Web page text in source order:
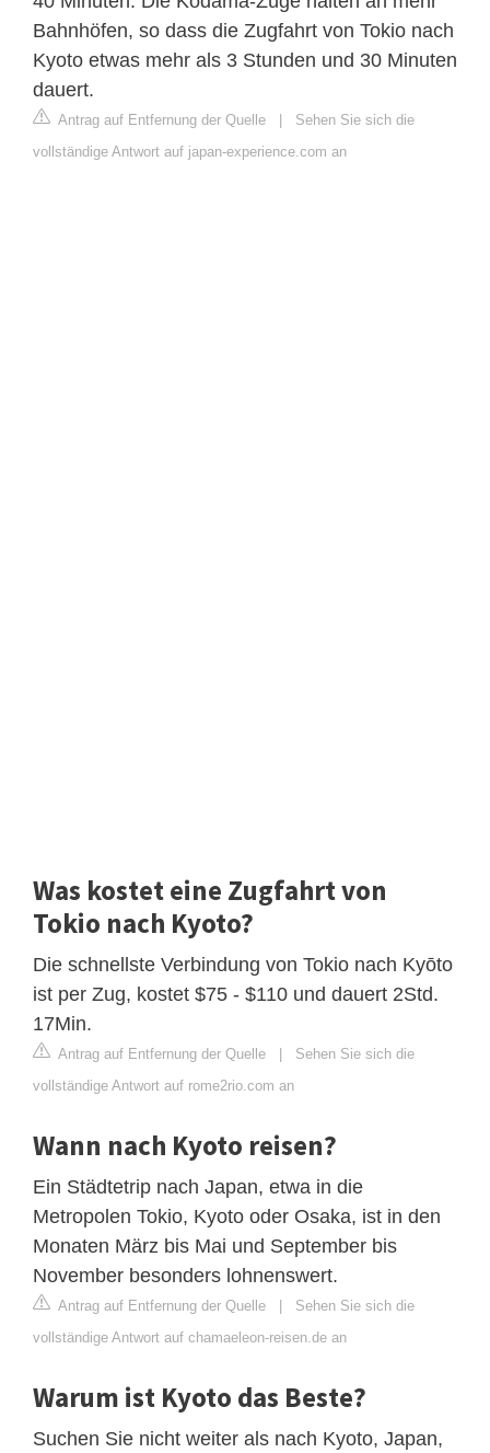
Bahnhöfen, so dass die Zugfahrt von Tokio nach
Kyoto etwas mehr als 3 Stunden und 30 Minuten
dauert.
Antrag auf Entfernung der Quelle | Sehen Sie sich die
vollständige Antwort auf japan-experience.com an
Was kostet eine Zugfahrt von
Tokio nach Kyoto?
Die schnellste Verbindung von Tokio nach Kyōto
ist per Zug, kostet $75 - $110 und dauert 2Std.
17Min.
Antrag auf Entfernung der Quelle | Sehen Sie sich die
vollständige Antwort auf rome2rio.com an
Wann nach Kyoto reisen?
Ein Städtetrip nach Japan, etwa in die
Metropolen Tokio, Kyoto oder Osaka, ist in den
Monaten März bis Mai und September bis
November besonders lohnenswert.
Antrag auf Entfernung der Quelle | Sehen Sie sich die
vollständige Antwort auf chamaeleon-reisen.de an
Warum ist Kyoto das Beste?
Suchen Sie nicht weiter als nach Kyoto, Japan,